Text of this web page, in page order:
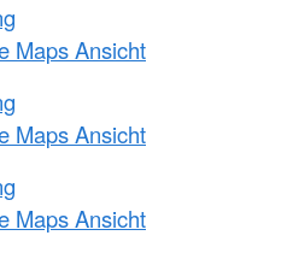
Maps Ansicht
Maps Ansicht
Maps Ansicht